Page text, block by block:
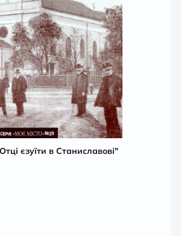
єзуїти в Станиславові"